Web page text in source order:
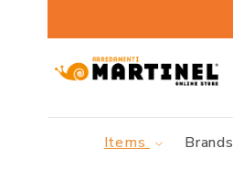
Items Brands